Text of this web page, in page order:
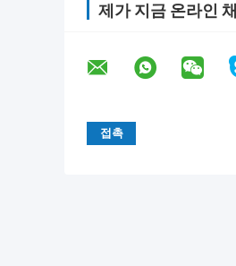
제가 지금 온라인